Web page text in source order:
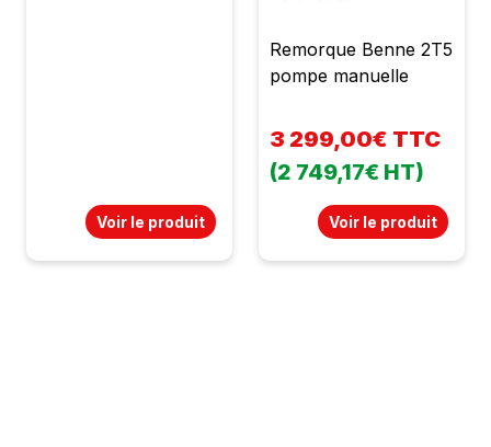
Voir le produit
Remorque Benne 2T5
pompe manuelle
3 299,00€ TTC
(2 749,17€ HT)
Voir le produit